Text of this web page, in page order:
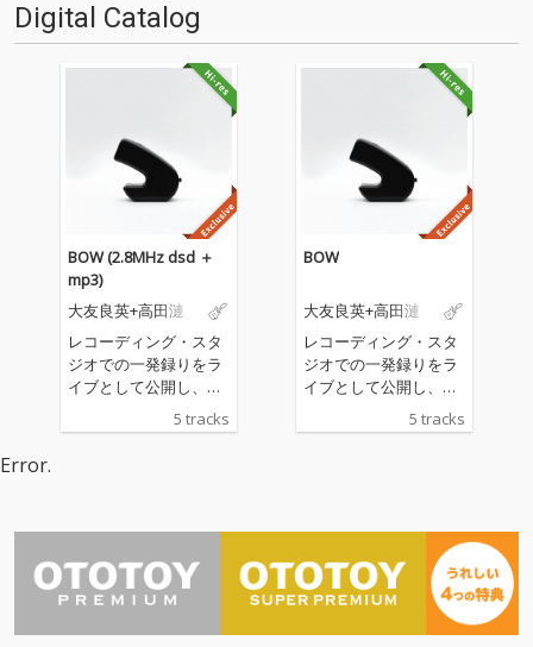
イベント「Premium Studio L…
Digital Catalog
BOW (2.8MHz dsd ＋
mp3)
大友良英+高田漣
レコーディング・スタ
ジオでの一発録りをラ
イブとして公開し、そ
こでDSD収録した音源
を配信するイベント“Pr
と、マルチ弦楽器奏者
である高田漣の２人を
招いて行われた際の記
録。EBOW E-Bow Plus
5 tracks
BOW
大友良英+高田漣
レコーディング・スタ
ジオでの一発録りをラ
イブとして公開し、そ
こでDSD収録した音源
を配信するイベント“Pr
として名高い大友良英
と、マルチ弦楽器奏者
である高田漣の２人を
招いて行われた際の記
録。EBOW E-Bow Plus
5 tracks
Error.